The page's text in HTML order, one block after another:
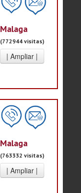
Malaga
(772944 visitas)
Malaga
(763332 visitas)